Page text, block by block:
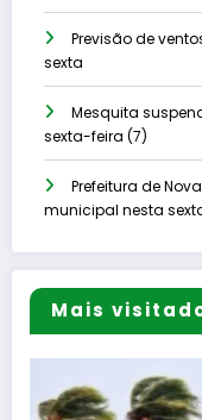
Previsão de
sexta
Mesquita
sexta-feira (7)
Prefeitura de
municipal nesta
Mais